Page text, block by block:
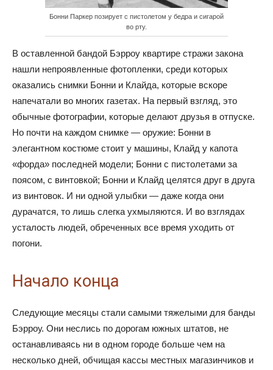
Бонни Паркер позирует с пистолетом у бедра и сигарой
во рту.
В оставленной бандой Бэрроу квартире стражи закона
нашли непроявленные фотопленки, среди которых
оказались снимки Бонни и Клайда, которые вскоре
напечатали во многих газетах. На первый взгляд, это
обычные фотографии, которые делают друзья в отпуске.
Но почти на каждом снимке — оружие: Бонни в
элегантном костюме стоит у машины, Клайд у капота
«форда» последней модели; Бонни с пистолетами за
поясом, с винтовкой; Бонни и Клайд целятся друг в друга
из винтовок. И ни одной улыбки — даже когда они
дурачатся, то лишь слегка ухмыляются. И во взглядах
усталость людей, обреченных все время уходить от
погони.
Начало конца
Следующие месяцы стали самыми тяжелыми для банды
Бэрроу. Они неслись по дорогам южных штатов, не
останавливаясь ни в одном городе больше чем на
несколько дней, обчищая кассы местных магазинчиков и